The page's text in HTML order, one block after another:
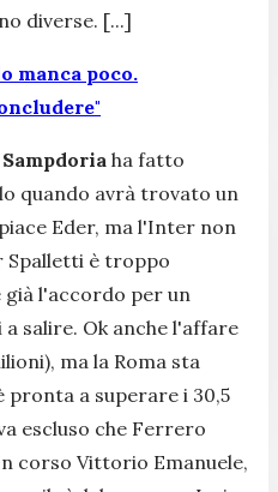
diverse. [...]
manca poco.
Sampdoria ha fatto
quando avrà trovato un
Eder, ma l'Inter non
Spalletti è troppo
già l'accordo per un
salire. Ok anche l'affare
ma la Roma sta
a superare i 30,5
escluso che Ferrero
corso Vittorio Emanuele,